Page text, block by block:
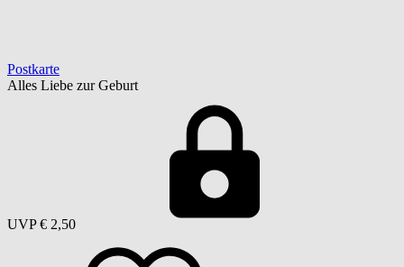
Postkarte
Alles Liebe zur Geburt
UVP € 2,50